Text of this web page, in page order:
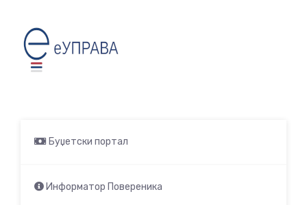
Буџетски портал
Информатор Повереника